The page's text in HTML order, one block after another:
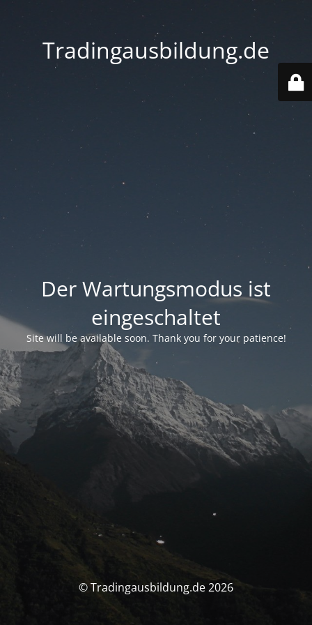
Tradingausbildung.de
Der Wartungsmodus ist
eingeschaltet
Site will be available soon. Thank you for your patience!
© Tradingausbildung.de 2026